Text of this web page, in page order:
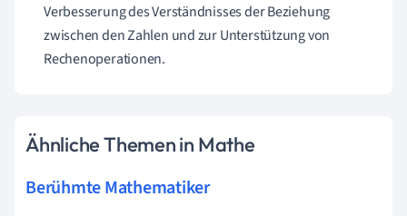
Verbesserung des Verständnisses der Beziehung
zwischen den Zahlen und zur Unterstützung von
Rechenoperationen.
Ähnliche Themen in Mathe
Berühmte Mathematiker